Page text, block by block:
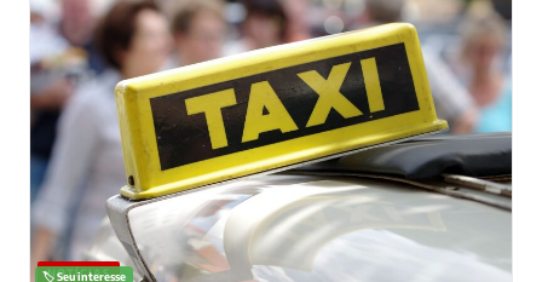
NOTÍCIAS
🏷️ Seu interesse